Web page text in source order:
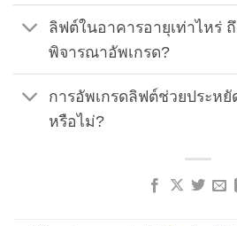
ลิฟต์ในอาคารอายุเท่าไหร่ ถึ
พิจารณาอัพเกรด?
การอัพเกรดลิฟต์ช่วยประหยั
หรือไม่?